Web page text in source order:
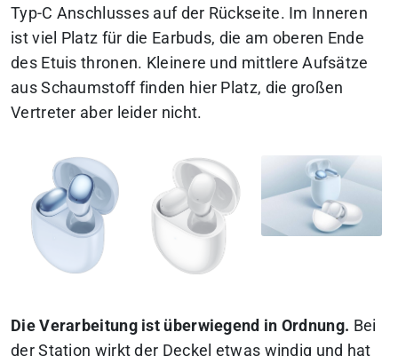
Typ-C Anschlusses auf der Rückseite. Im Inneren
ist viel Platz für die Earbuds, die am oberen Ende
des Etuis thronen. Kleinere und mittlere Aufsätze
aus Schaumstoff finden hier Platz, die großen
Vertreter aber leider nicht.
Die Verarbeitung ist überwiegend in Ordnung. Bei
der Station wirkt der Deckel etwas windig und hat